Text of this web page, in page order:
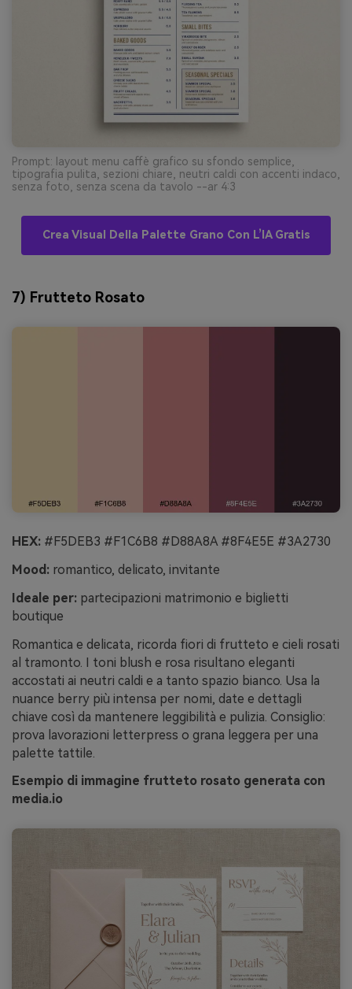
Prompt: layout menu caffè grafico su sfondo semplice,
tipografia pulita, sezioni chiare, neutri caldi con accenti indaco,
senza foto, senza scena da tavolo --ar 4:3
Crea Visual Della Palette Grano Con L’IA Gratis
7) Frutteto Rosato
HEX: #F5DEB3 #F1C6B8 #D88A8A #8F4E5E #3A2730
Mood: romantico, delicato, invitante
Ideale per: partecipazioni matrimonio e biglietti
boutique
Romantica e delicata, ricorda fiori di frutteto e cieli rosati
al tramonto. I toni blush e rosa risultano eleganti
accostati ai neutri caldi e a tanto spazio bianco. Usa la
nuance berry più intensa per nomi, date e dettagli
chiave così da mantenere leggibilità e pulizia. Consiglio:
prova lavorazioni letterpress o grana leggera per una
palette tattile.
Esempio di immagine frutteto rosato generata con
media.io